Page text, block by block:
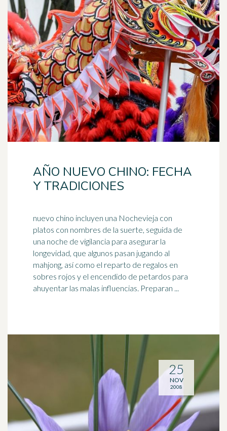
AÑO NUEVO CHINO: FECHA
Y TRADICIONES
nuevo chino incluyen una Nochevieja con
platos con nombres de la suerte, seguida de
una noche de vigilancia para asegurar la
longevidad, que algunos pasan jugando al
mahjong, así como el reparto de regalos en
sobres rojos y el encendido de petardos para
ahuyentar las malas influencias. Preparan ...
25
NOV
2008